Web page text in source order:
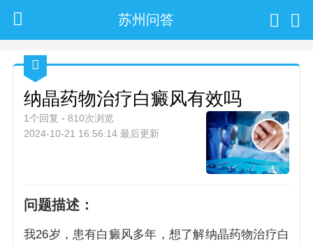
苏州问答
纳晶药物治疗白癜风有效吗
1个回复
810次浏览
2024-10-21 16:56:14 最后更新
问题描述：
我26岁，患有白癜风多年，想了解纳晶药物治疗白